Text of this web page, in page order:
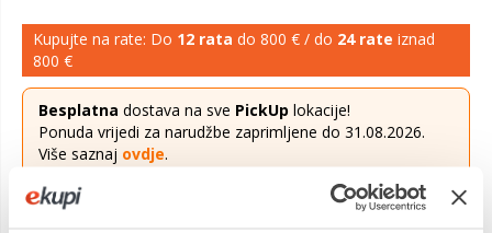
Kupujte na rate: Do 12 rata do 800 € / do 24 rate iznad
800 €
Besplatna dostava na sve PickUp lokacije!
Ponuda vrijedi za narudžbe zaprimljene do 31.08.2026.
Više saznaj ovdje.
Cijena 50,00 €